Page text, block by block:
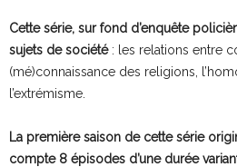
Cette série, sur fond d’enquête
sujets de société: les relations entre
(mé)connaissance des religions,
l’extrémisme.
La première saison de cette série
compte 8 épisodes d’une durée